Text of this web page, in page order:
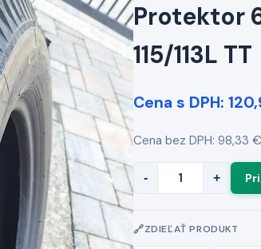
Protektor
115/113L TT
Cena s DPH:
Cena bez DPH: 98,33 €
- +
ZDIEĽAŤ PRODUKT